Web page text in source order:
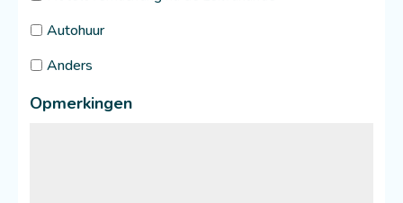
Autohuur
Anders
Opmerkingen